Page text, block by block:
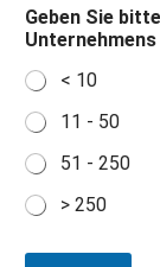
Geben Sie
Unternehmens
< 10
11 - 50
51 - 250
> 250